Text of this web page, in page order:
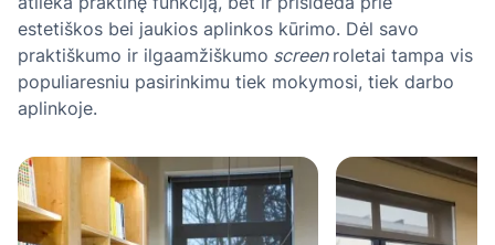
estetiškos bei jaukios aplinkos kūrimo. Dėl savo
praktiškumo ir ilgaamžiškumo screen roletai tampa vis
populiaresniu pasirinkimu tiek mokymosi, tiek darbo
aplinkoje.